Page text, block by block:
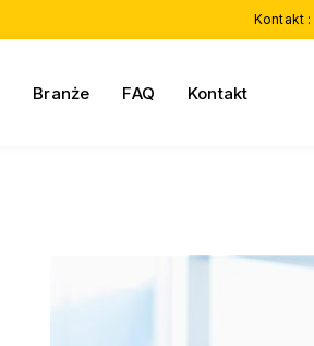
Kontakt :
Branże FAQ Kontakt